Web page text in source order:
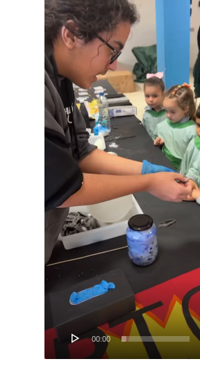
vídeo
00:00